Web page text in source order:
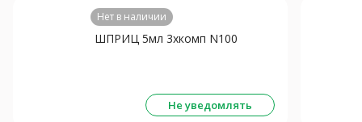
Нет в наличии
ШПРИЦ 5мл 3хкомп N100
Не уведомлять